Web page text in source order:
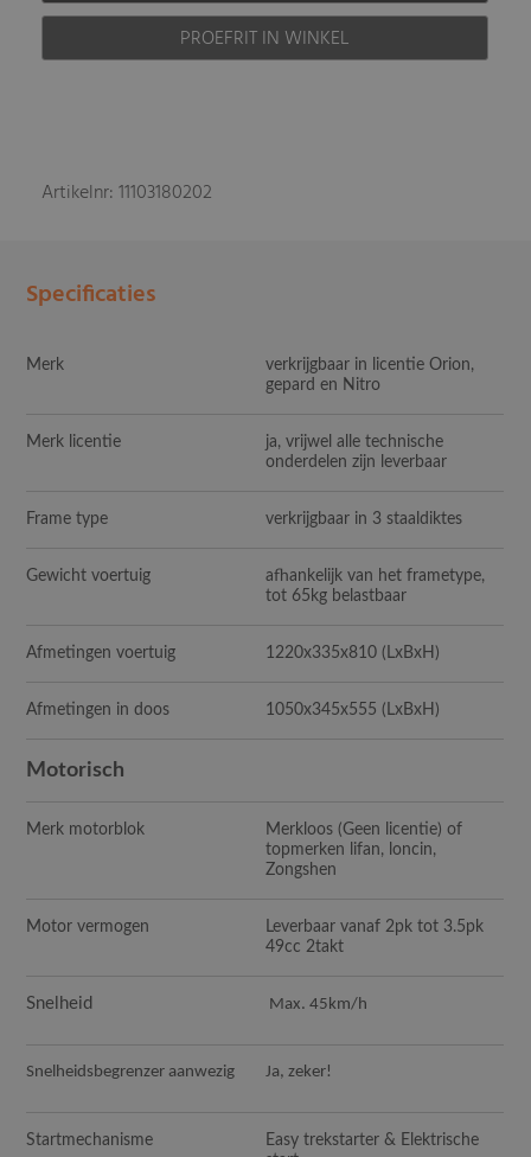
PROEFRIT IN WINKEL
Artikelnr: 11103180202
Specificaties
Merk
verkrijgbaar in licentie Orion,
gepard en Nitro
Merk licentie
ja, vrijwel alle technische
onderdelen zijn leverbaar
Frame type verkrijgbaar in 3 staaldiktes
Gewicht voertuig
afhankelijk van het frametype,
tot 65kg belastbaar
Afmetingen voertuig 1220x335x810 (LxBxH)
Afmetingen in doos 1050x345x555 (LxBxH)
Motorisch
Merk motorblok
Merkloos (Geen licentie) of
topmerken lifan, loncin,
Zongshen
Motor vermogen
Leverbaar vanaf 2pk tot 3.5pk
49cc 2takt
Snelheid Max. 45km/h
Snelheidsbegrenzer aanwezig Ja, zeker!
Startmechanisme
Easy trekstarter & Elektrische